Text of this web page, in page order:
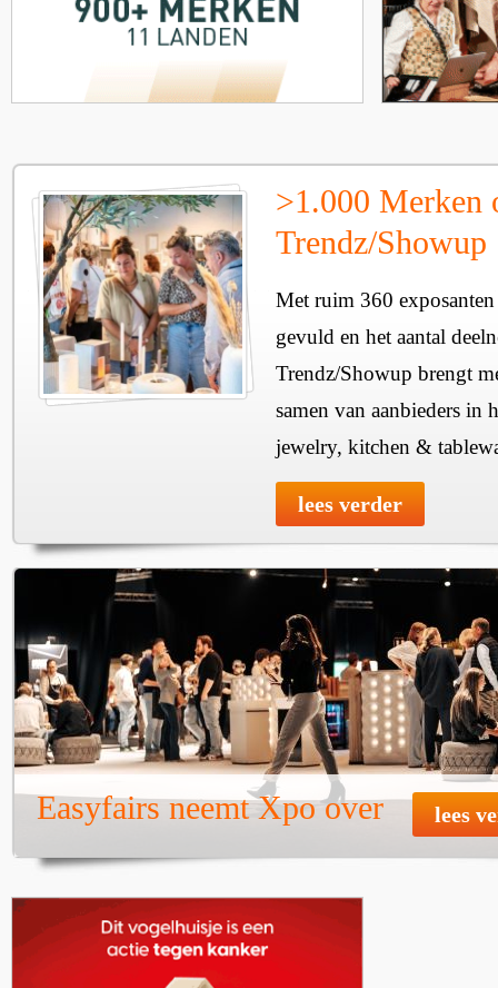
>1.000 Merken
Trendz/Showup
Met ruim 360
gevuld en het aantal
Trendz/Showup brengt
samen van aanbieders in
jewelry, kitchen &
lees verder
Easyfairs neemt Xpo over lees